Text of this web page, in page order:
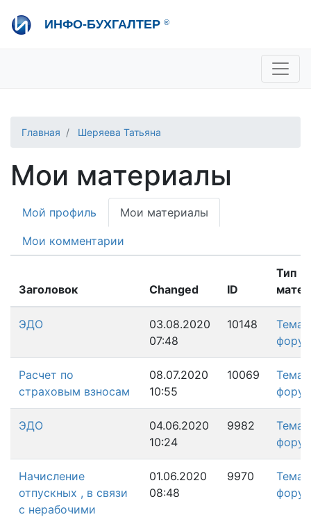
ИНФО-БУХГАЛТЕР ®
Отдел продаж
Консультации
Главная Шеряева Татьяна
Мои материалы
Primary
tabs
Мой профиль Мои материалы
Мои комментарии
Заголовок Changed ID
Тип
ЭДО
03.08.2020
07:48
10148
Тема
Расчет по
страховым взносам
08.07.2020
10:55
10069
Тема
ЭДО
04.06.2020
10:24
9982
Тема
Начисление
отпускных , в связи
с нерабочими
01.06.2020
08:48
9970
Тема